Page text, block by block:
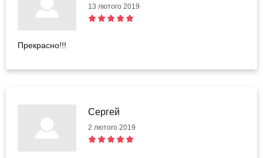
13 лютого 2019
Прекрасно!!!
Сергей
2 лютого 2019